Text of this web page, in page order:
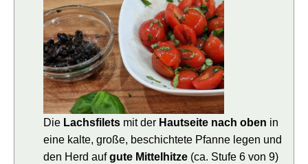
Die Lachsfilets mit der Hautseite nach oben in
eine kalte, große, beschichtete Pfanne legen und
den Herd aufgute Mittelhitze (ca. Stufe 6 von 9)